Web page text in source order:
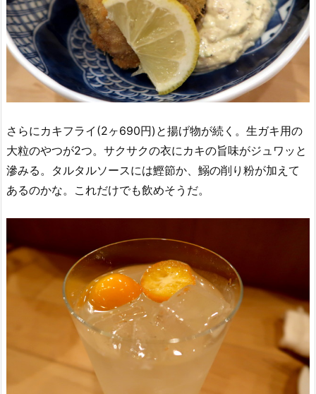
さらにカキフライ(2ヶ690円)と揚げ物が続く。生ガキ用の
大粒のやつが2つ。サクサクの衣にカキの旨味がジュワッと
滲みる。タルタルソースには鰹節か、鰯の削り粉が加えて
あるのかな。これだけでも飲めそうだ。